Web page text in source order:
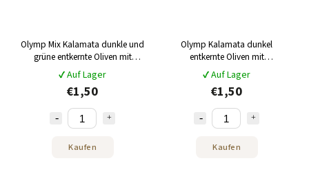
Olymp Mix Kalamata dunkle und
grüne entkernte Oliven mit
Kräutern 70 g
✔ Auf Lager
€1,50
Kaufen
Olymp Kalamata dunkel
entkernte Oliven mit
Orangenschale und Kräutern 70g
✔ Auf Lager
€1,50
Kaufen